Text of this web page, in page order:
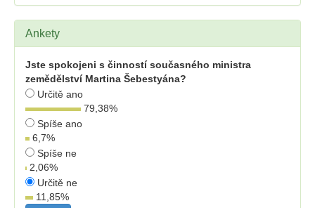
Ankety
Jste spokojeni s činností současného ministra
zemědělství Martina Šebestyána?
Určitě ano
79,38%
Spíše ano
6,7%
Spíše ne
2,06%
Určitě ne
11,85%